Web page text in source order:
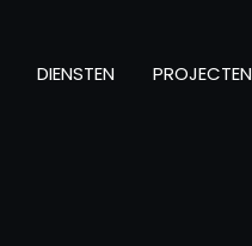
DIENSTEN PROJECTEN